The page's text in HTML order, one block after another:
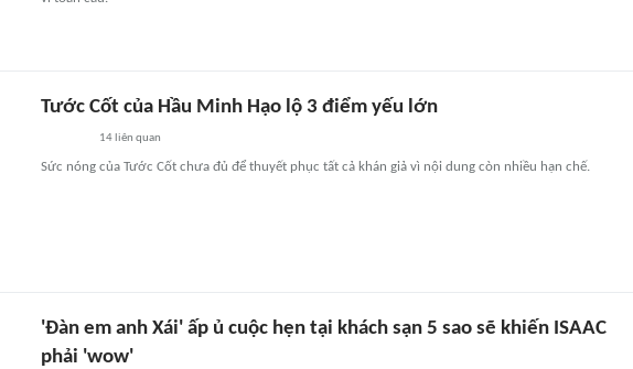
Tước Cốt của Hầu Minh Hạo lộ 3 điểm yếu lớn
14liên quan
Sức nóng của Tước Cốt chưa đủ để thuyết phục tất cả khán giả vì nội dung còn nhiều hạn chế.
'Đàn em anh Xái' ấp ủ cuộc hẹn tại khách sạn 5 sao sẽ khiến ISAAC
phải 'wow'